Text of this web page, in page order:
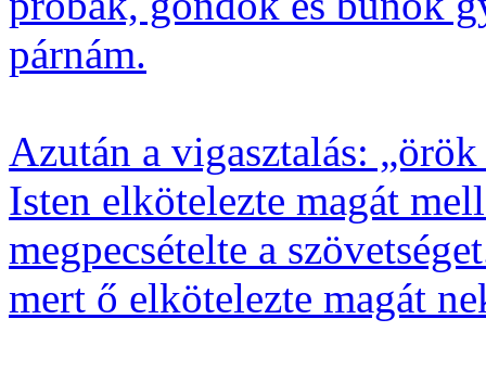
párnám.
Azután a vigasztalás:
Isten elkötelezte magát
megpecsételte a
mert ő elkötelezte magát